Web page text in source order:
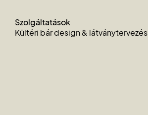
Szolgáltatások
Kültéri bár design & látványtervezés